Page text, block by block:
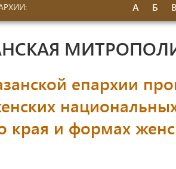
А Б
епархии
края и формах